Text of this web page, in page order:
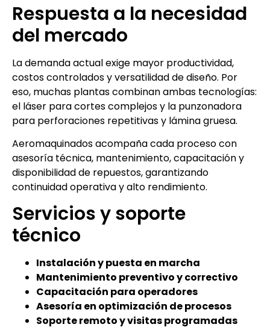
Respuesta a la necesidad
del mercado
La demanda actual exige mayor productividad,
costos controlados y versatilidad de diseño. Por
eso, muchas plantas combinan ambas tecnologías:
el láser para cortes complejos y la punzonadora
para perforaciones repetitivas y lámina gruesa.
Aeromaquinados acompaña cada proceso con
asesoría técnica, mantenimiento, capacitación y
disponibilidad de repuestos, garantizando
continuidad operativa y alto rendimiento.
Servicios y soporte
técnico
Instalación y puesta en marcha
Mantenimiento preventivo y correctivo
Capacitación para operadores
Asesoría en optimización de procesos
Soporte remoto y visitas programadas